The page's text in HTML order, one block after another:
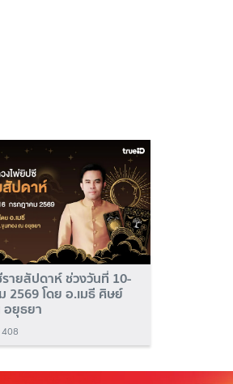
ายสัปดาห์ ช่วงวันที่ 10-
2569 โดย อ.เมธี ศิษย์
ยุธยา
408